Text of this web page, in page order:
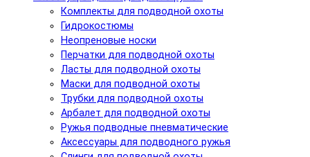
Комплекты для подводной охоты
Гидрокостюмы
Неопреновые носки
Перчатки для подводной охоты
Ласты для подводной охоты
Маски для подводной охоты
Трубки для подводной охоты
Арбалет для подводной охоты
Ружья подводные пневматические
Аксессуары для подводного ружья